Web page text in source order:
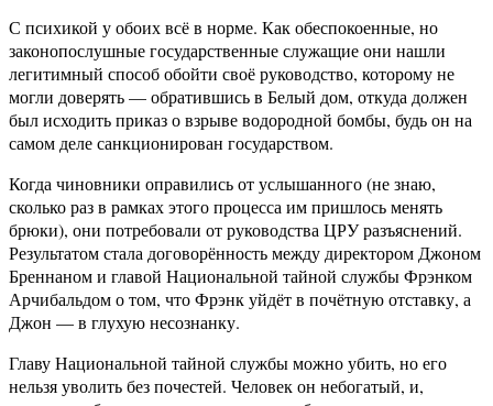
С психикой у обоих всё в норме. Как обеспокоенные, но
законопослушные государственные служащие они нашли
легитимный способ обойти своё руководство, которому не
могли доверять — обратившись в Белый дом, откуда должен
был исходить приказ о взрыве водородной бомбы, будь он на
самом деле санкционирован государством.
Когда чиновники оправились от услышанного (не знаю,
сколько раз в рамках этого процесса им пришлось менять
брюки), они потребовали от руководства ЦРУ разъяснений.
Результатом стала договорённость между директором Джоном
Бреннаном и главой Национальной тайной службы Фрэнком
Арчибальдом о том, что Фрэнк уйдёт в почётную отставку, а
Джон — в глухую несознанку.
Главу Национальной тайной службы можно убить, но его
нельзя уволить без почестей. Человек он небогатый, и,